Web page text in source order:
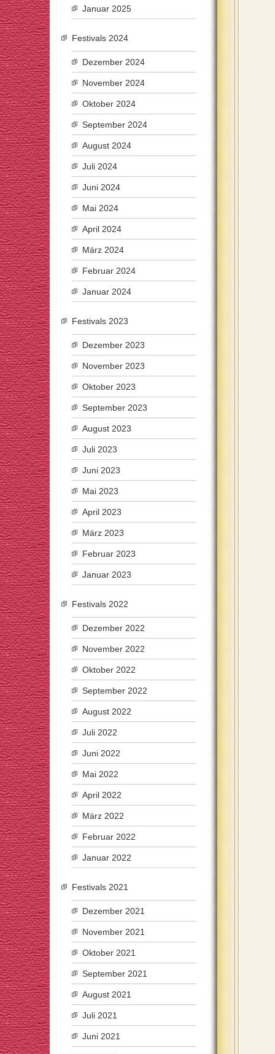
Januar 2025
Festivals 2024
Dezember 2024
November 2024
Oktober 2024
September 2024
August 2024
Juli 2024
Juni 2024
Mai 2024
April 2024
März 2024
Februar 2024
Januar 2024
Festivals 2023
Dezember 2023
November 2023
Oktober 2023
September 2023
August 2023
Juli 2023
Juni 2023
Mai 2023
April 2023
März 2023
Februar 2023
Januar 2023
Festivals 2022
Dezember 2022
November 2022
Oktober 2022
September 2022
August 2022
Juli 2022
Juni 2022
Mai 2022
April 2022
März 2022
Februar 2022
Januar 2022
Festivals 2021
Dezember 2021
November 2021
Oktober 2021
September 2021
August 2021
Juli 2021
Juni 2021